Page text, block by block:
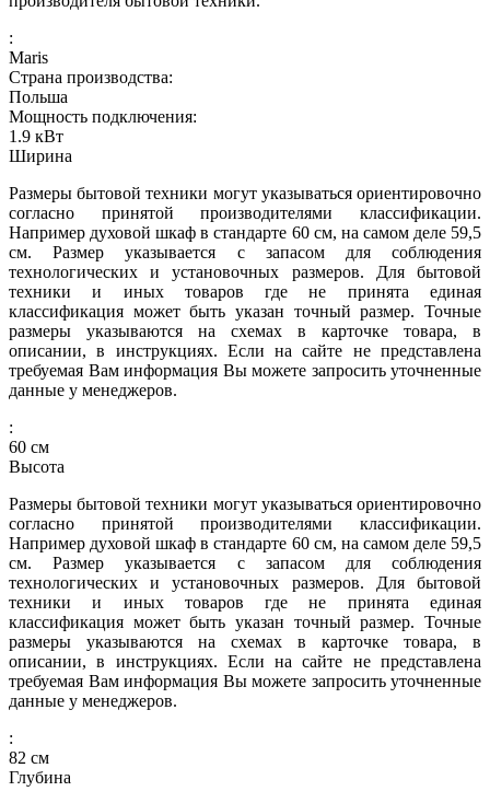
:
Maris
Страна производства:
Польша
Мощность подключения:
1.9 кВт
Ширина
Размеры бытовой техники могут указываться ориентировочно
согласно принятой производителями классификации.
Например духовой шкаф в стандарте 60 см, на самом деле 59,5
см. Размер указывается с запасом для соблюдения
технологических и установочных размеров. Для бытовой
техники и иных товаров где не принята единая
классификация может быть указан точный размер. Точные
размеры указываются на схемах в карточке товара, в
описании, в инструкциях. Если на сайте не представлена
требуемая Вам информация Вы можете запросить уточненные
данные у менеджеров.
:
60 см
Высота
Размеры бытовой техники могут указываться ориентировочно
согласно принятой производителями классификации.
Например духовой шкаф в стандарте 60 см, на самом деле 59,5
см. Размер указывается с запасом для соблюдения
технологических и установочных размеров. Для бытовой
техники и иных товаров где не принята единая
классификация может быть указан точный размер. Точные
размеры указываются на схемах в карточке товара, в
описании, в инструкциях. Если на сайте не представлена
требуемая Вам информация Вы можете запросить уточненные
данные у менеджеров.
:
82 см
Глубина